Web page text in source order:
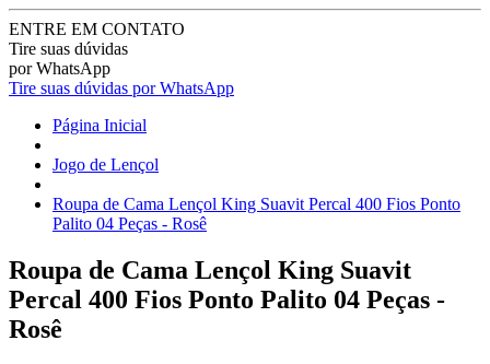
ENTRE EM CONTATO
Tire suas dúvidas
por WhatsApp
Tire suas dúvidas por WhatsApp
Página Inicial
Jogo de Lençol
Roupa de Cama Lençol King Suavit Percal 400 Fios Ponto
Palito 04 Peças - Rosê
Roupa de Cama Lençol King Suavit
Percal 400 Fios Ponto Palito 04 Peças -
Rosê